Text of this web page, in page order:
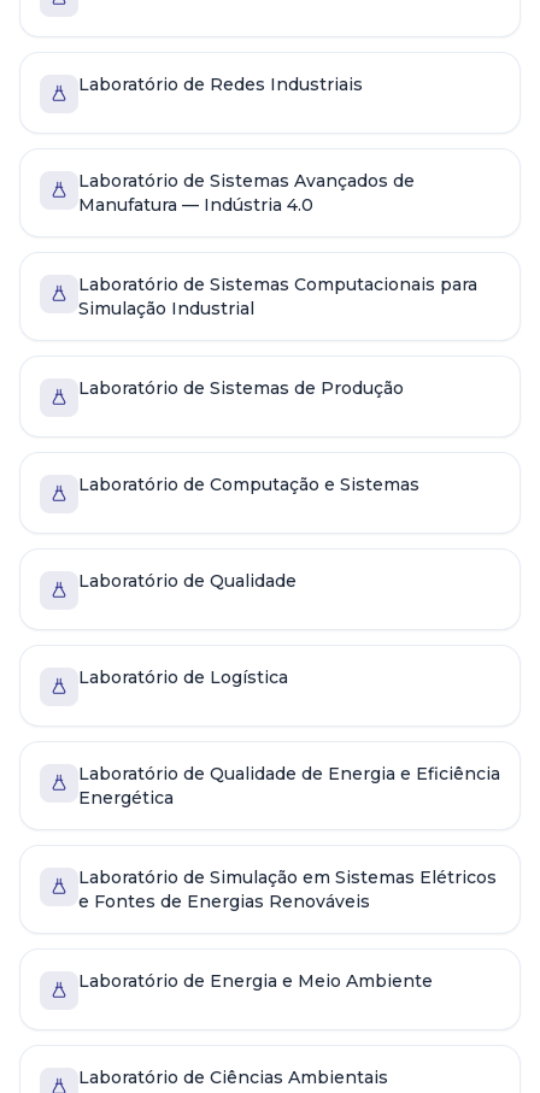
Laboratório de Redes Industriais
Laboratório de Sistemas Avançados de
Manufatura — Indústria 4.0
Laboratório de Sistemas Computacionais para
Simulação Industrial
Laboratório de Sistemas de Produção
Laboratório de Computação e Sistemas
Laboratório de Qualidade
Laboratório de Logística
Laboratório de Qualidade de Energia e Eficiência
Energética
Laboratório de Simulação em Sistemas Elétricos
e Fontes de Energias Renováveis
Laboratório de Energia e Meio Ambiente
Laboratório de Ciências Ambientais